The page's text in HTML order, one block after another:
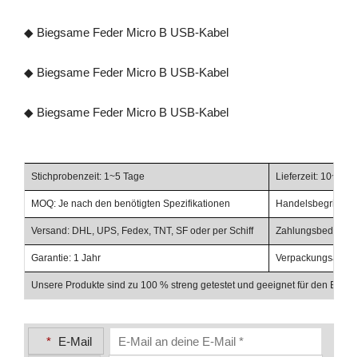
◆ Biegsame Feder Micro B USB-Kabel
◆ Biegsame Feder Micro B USB-Kabel
◆ Biegsame Feder Micro B USB-Kabel
Stichprobenzeit: 1~5 Tage Lieferzeit: 10~20
MOQ: Je nach den benötigten Spezifikationen Handelsbegriffe:
Versand: DHL, UPS, Fedex, TNT, SF oder per Schiff
Garantie: 1 Jahr
Unsere Produkte sind zu 100 % streng getestet und geeignet für den
* E-Mail